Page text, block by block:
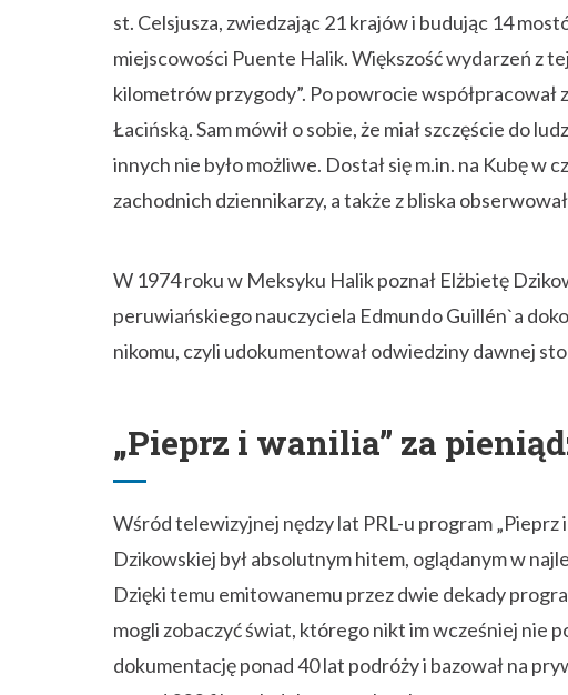
st. Celsjusza, zwiedzając 21 krajów i budując 14
miejscowości Puente Halik. Większość wydarzeń z
kilometrów przygody”. Po powrocie współpracował
Łacińską. Sam mówił o sobie, że miał szczęście do
innych nie było możliwe. Dostał się m.in. na Kubę w
zachodnich dziennikarzy, a także z bliska
W 1974 roku w Meksyku Halik poznał Elżbietę
peruwiańskiego nauczyciela Edmundo Guillén`a
nikomu, czyli udokumentował odwiedziny dawnej
„Pieprz i wanilia” za
Wśród telewizyjnej nędzy lat PRL-u program
Dzikowskiej był absolutnym hitem, oglądanym w
Dzięki temu emitowanemu przez dwie dekady
mogli zobaczyć świat, którego nikt im wcześniej nie
dokumentację ponad 40 lat podróży i bazował na